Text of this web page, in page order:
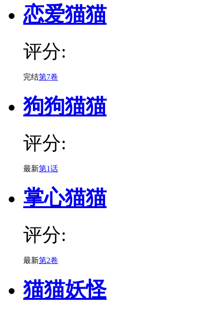
恋爱猫猫
评分:
完结第7卷
狗狗猫猫
评分:
最新第1话
掌心猫猫
评分:
最新第2卷
猫猫妖怪